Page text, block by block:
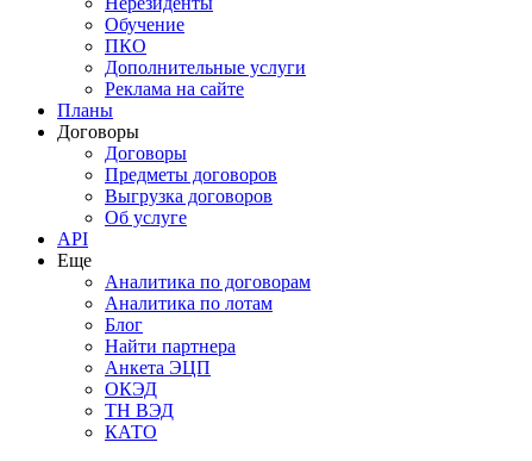
Обучение
ПКО
Дополнительные услуги
Реклама на сайте
Планы
Договоры
Договоры
Предметы договоров
Выгрузка договоров
Об услуге
API
Еще
Аналитика по договорам
Аналитика по лотам
Блог
Найти партнера
Анкета ЭЦП
ОКЭД
ТН ВЭД
КАТО